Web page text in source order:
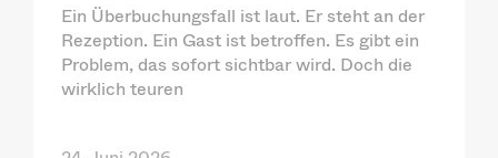
Ein Überbuchungsfall ist laut. Er steht an der
Rezeption. Ein Gast ist betroffen. Es gibt ein
Problem, das sofort sichtbar wird. Doch die
wirklich teuren